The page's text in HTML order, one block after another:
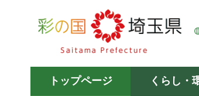
彩の国 埼玉県
トップページ くらし・